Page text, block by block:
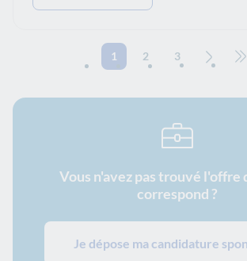
1 2
3
Vous n'avez pas trouvé l'offre
correspond ?
Je dépose ma candidature